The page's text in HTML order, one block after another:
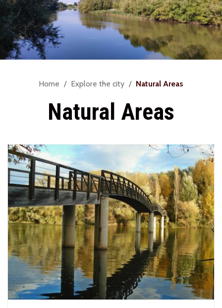
You
here:
Home Explore the city Natural Areas
Natural Areas